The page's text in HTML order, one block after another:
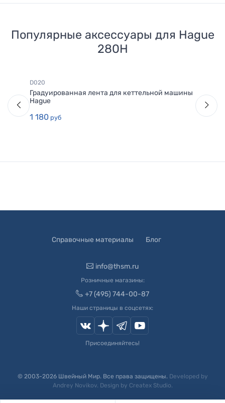
Популярные аксессуары для Hague
280H
D020
Градуированная лента для кеттельной машины
Hague
1 180 руб
Справочные материалы Блог
info@thsm.ru
Розничные магазины:
+7 (495) 744-00-87
Наши страницы в соцсетях:
Присоединяйтесь!
© 2003-2026Швейный Мир. Все права защищены. Developed by
Andrey Novikov. Design by Createx Studio.